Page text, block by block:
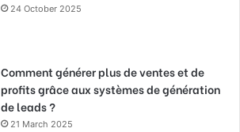
24 October 2025
Comment générer plus de ventes et de
profits grâce aux systèmes de génération
de leads ?
21 March 2025